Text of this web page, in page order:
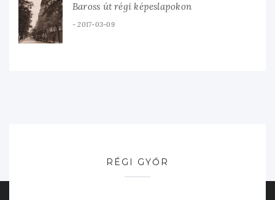
Baross út régi képeslapokon
2017-03-09
RÉGI GYŐR